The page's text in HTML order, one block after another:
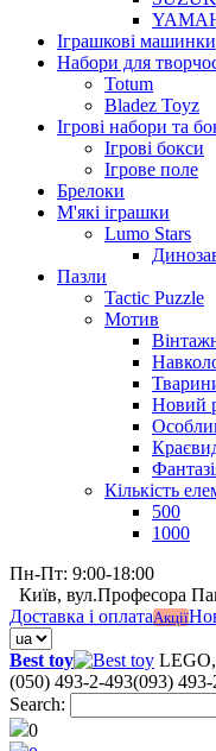
Іграшкові машинки
Набори для
Totum
Bladez Toyz
Ігрові набори та
Ігрові бокси
Ігрове поле
Брелоки
М'які іграшки
Lumo Stars
Пазли
Tactic Puzzle
Мотив
Новий
Кількість
500
1000
Пн-Пт: 9:00-18:00
Київ, вул.Професора
Доставка і оплатаАкції
Best toy
LEGO,
(050) 493-2-493(093)
Search:
0